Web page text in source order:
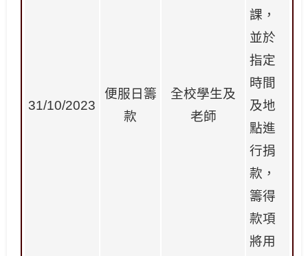
31/10/2023
便服日籌
款
全校學生及
老師
課，
並於
指定
時間
及地
點進
行捐
款，
籌得
款項
將用